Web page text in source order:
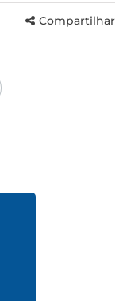
Compartilhar